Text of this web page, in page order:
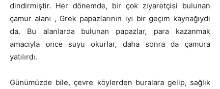
dindirmiştir. Her dönemde, bir çok ziyaretçisi bulunan
çamur alanı , Grek papazlarının iyi bir geçim kaynağıydı
da. Bu alanlarda bulunan papazlar, para kazanmak
amacıyla once suyu okurlar, daha sonra da çamura
yatılırdı.
Günümüzde bile, çevre köylerden buralara gelip, sağlık